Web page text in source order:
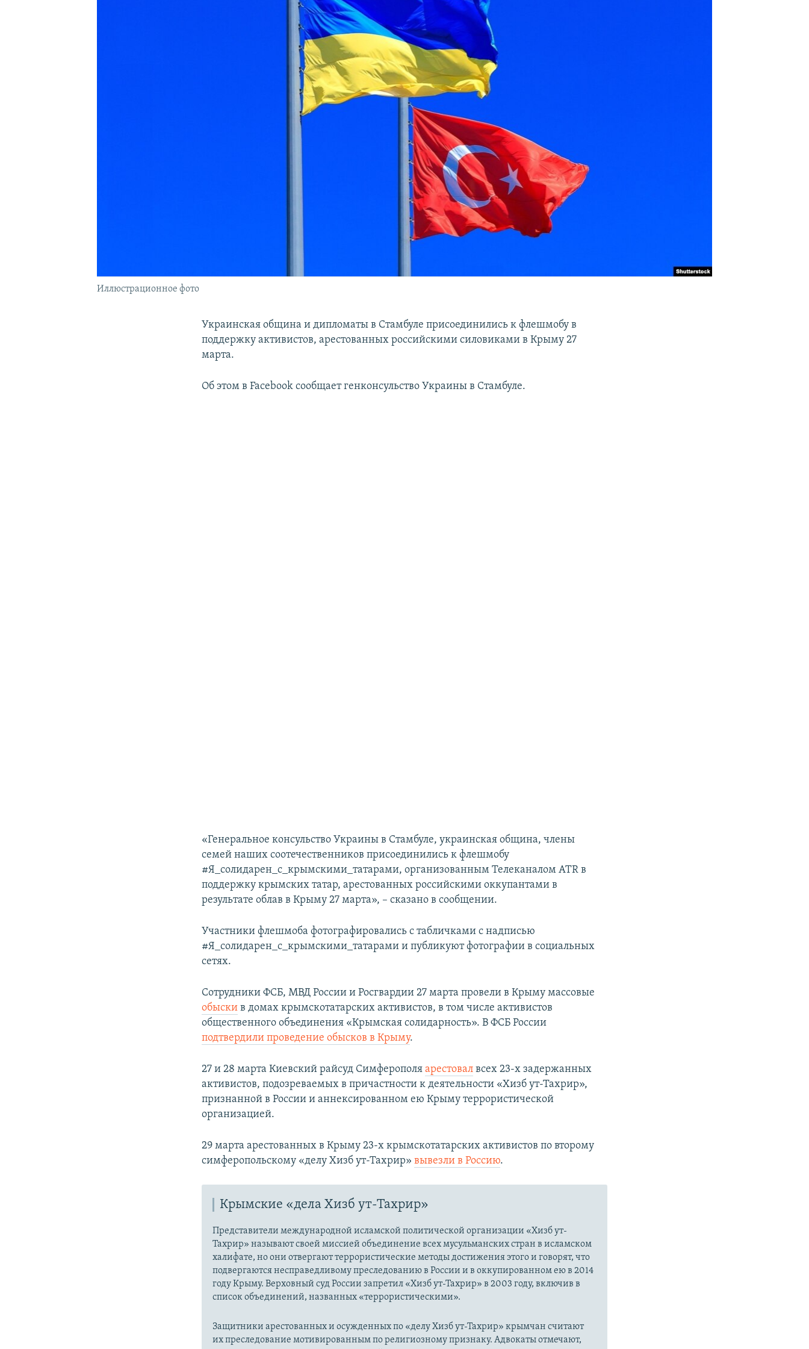
Иллюстрационное фото
Украинская община и дипломаты в Стамбуле присоединились к флешмобу в
поддержку активистов, арестованных российскими силовиками в Крыму 27
марта.
Об этом в Facebook сообщает генконсульство Украины в Стамбуле.
«Генеральное консульство Украины в Стамбуле, украинская община, члены
семей наших соотечественников присоединились к флешмобу
#Я_солидарен_с_крымскими_татарами, организованным Телеканалом ATR в
поддержку крымских татар, арестованных российскими оккупантами в
результате облав в Крыму 27 марта», – сказано в сообщении.
Участники флешмоба фотографировались с табличками с надписью
#Я_солидарен_с_крымскими_татарами и публикуют фотографии в социальных
сетях.
Сотрудники ФСБ, МВД России и Росгвардии 27 марта провели в Крыму массовые
обыски в домах крымскотатарских активистов, в том числе активистов
общественного объединения «Крымская солидарность». В ФСБ России
подтвердили проведение обысков в Крыму.
27 и 28 марта Киевский райсуд Симферополяарестовал всех 23-х задержанных
активистов, подозреваемых в причастности к деятельности «Хизб ут-Тахрир»,
признанной в России и аннексированном ею Крыму террористической
организацией.
29 марта арестованных в Крыму 23-х крымскотатарских активистов по второму
симферопольскому «делу Хизб ут-Тахрир»вывезли в Россию.
Крымские «дела Хизб ут-Тахрир»
Представители международной исламской политической организации «Хизб ут-
Тахрир» называют своей миссией объединение всех мусульманских стран в исламском
халифате, но они отвергают террористические методы достижения этого и говорят, что
подвергаются несправедливому преследованию в России и в оккупированном ею в 2014
году Крыму. Верховный суд России запретил «Хизб ут-Тахрир» в 2003 году, включив в
список объединений, названных «террористическими».
Защитники арестованных и осужденных по «делу Хизб ут-Тахрир» крымчан считают
их преследование мотивированным по религиозному признаку. Адвокаты отмечают,